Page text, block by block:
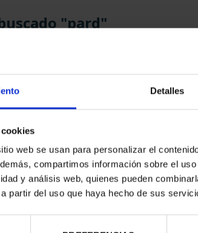
Detalles
web se usan para personalizar el
compartimos información sobre el
y análisis web, quienes pueden
partir del uso que haya hecho de sus
"pard"
encontrados